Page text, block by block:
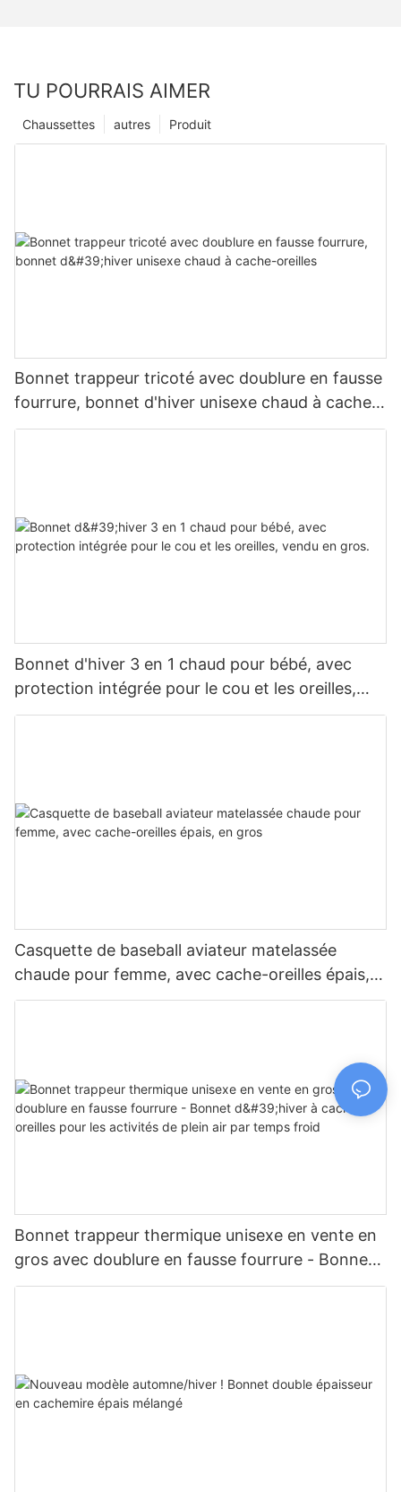
TU POURRAIS AIMER
Produit
autres
Chaussettes
Bonnet trappeur tricoté avec doublure en fausse
fourrure, bonnet d'hiver unisexe chaud à cache-
oreilles
Bonnet d'hiver 3 en 1 chaud pour bébé, avec
protection intégrée pour le cou et les oreilles,
vendu en gros.
Casquette de baseball aviateur matelassée
chaude pour femme, avec cache-oreilles épais,
en gros
Bonnet trappeur thermique unisexe en vente en
gros avec doublure en fausse fourrure - Bonnet
d'hiver à cache-oreilles pour les activités de plein